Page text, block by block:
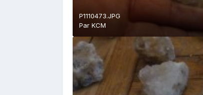
P1110473.JPG
Par KCM